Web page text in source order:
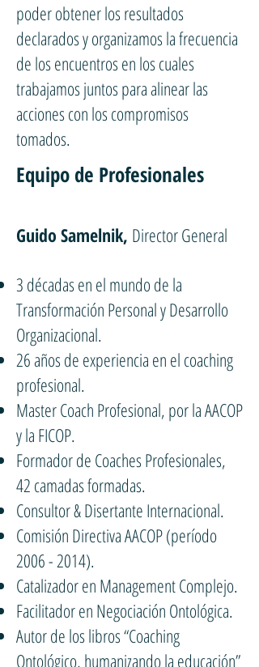
poder obtener los resultados
declarados y organizamos la frecuencia
de los encuentros en los cuales
trabajamos juntos para alinear las
acciones con los compromisos
tomados.
Equipo de Profesionales
Guido Samelnik, Director General
3 décadas en el mundo de la
Transformación Personal y Desarrollo
Organizacional.
26 años de experiencia en el coaching
profesional.
Master Coach Profesional, por la AACOP
y la FICOP.
Formador de Coaches Profesionales,
42 camadas formadas.
Consultor & Disertante Internacional.
Comisión Directiva AACOP (período
2006 - 2014).
Catalizador en Management Complejo.
Facilitador en Negociación Ontológica.
Autor de los libros “Coaching
Ontológico, humanizando la educación”